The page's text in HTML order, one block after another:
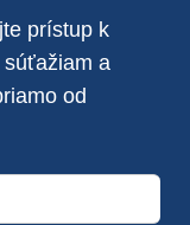
prístup k
súťažiam a
od